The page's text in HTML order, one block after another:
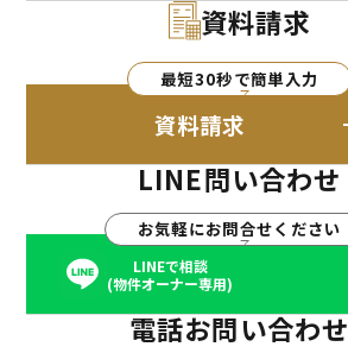
資料請求
最短30秒で簡単入力
資料請求
LINE問い合わせ
お気軽にお問合せください
LINEで相談
(物件オーナー専用)
電話お問い合わせ